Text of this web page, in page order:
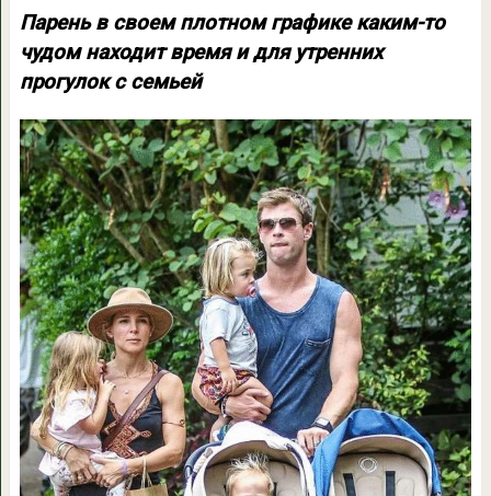
Парень в своем плотном графике каким-то
чудом находит время и для утренних
прогулок с семьей